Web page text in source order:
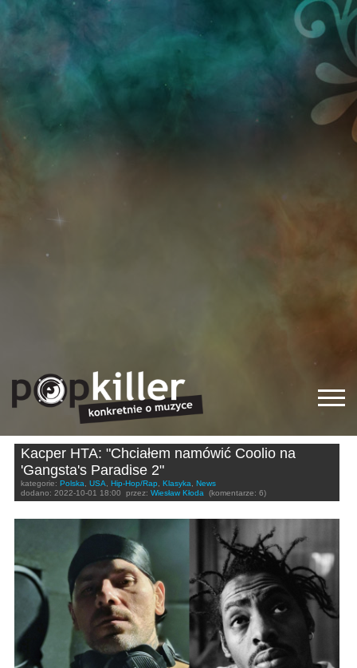
Kacper HTA: "Chciałem namówić Coolio na
'Gangsta's Paradise 2"
kategorie: Polska, USA, Hip-Hop/Rap, Klasyka, News
dodano: 2022-10-01 18:00 przez: Wiesław Kłoda (komentarze: 6)